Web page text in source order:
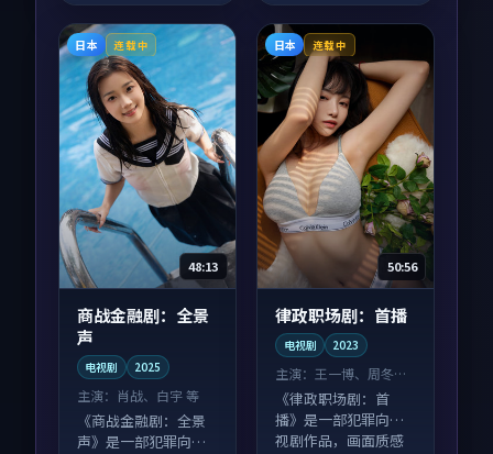
日本 连载中
48:13
商战金融剧：全景
声
电视剧 2025
主演： 肖战、白宇 等
《商战金融剧：全景
声》是一部犯罪向电
日本 连载中
50:56
律政职场剧：首播
电视剧 2023
主演： 王一博、周冬雨
等
《律政职场剧：首
播》是一部犯罪向电
视剧作品，画面质感